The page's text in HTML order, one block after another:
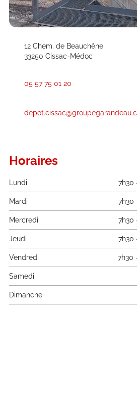
12 Chem. de Beauchêne
33250 Cissac-Médoc
05 57 75 01 20
Horaires
Lundi 7h30
Mardi 7h30
Mercredi 7h30
Jeudi 7h30
Vendredi 7h30
Samedi
Dimanche